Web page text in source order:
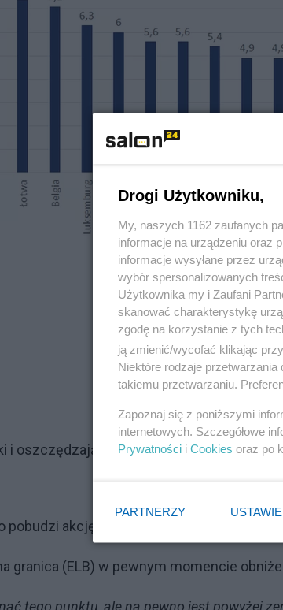
Reklama
i oszczędzających, stosując obecne stopy
pobudzi akcję kredytową, ale tak się nie
granica (ELB) w pewnym momencie
tego punktu, ale na pewno jest powyżej
Drogi Użytkowniku,
My, naszych 1162 zaufanych
informacje na urządzeniu oraz
informacje wysyłane przez
wybór spersonalizowanych
Użytkownika my i Zaufani
skanować charakterystykę
zgodę na korzystanie z tych
ją zmienić/wycofać klikając
Niektóre rodzaje
takiemu przetwarzaniu.
Zapoznaj się z poniższymi
internetowych. Szczegółowe
Prywatności i Cookies oraz po
PARTNERZY